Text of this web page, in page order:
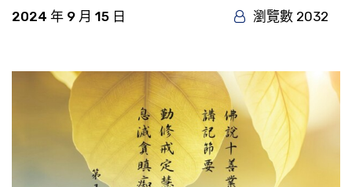
2024 年 9 月 15 日 瀏覽數 2032